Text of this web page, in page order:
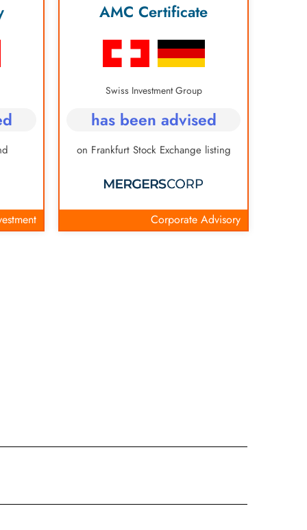
AMC Certificate
Swiss Investment Group
has been advised
on Frankfurt Stock Exchange listing
Corporate Advisory